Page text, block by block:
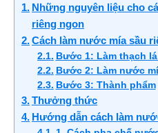
Những nguyên liệu cho
riêng ngon
Cách làm nước mía sầu
Bước 1: Làm thạch
Bước 2: Làm nước
Bước 3: Thành phẩm
Thưởng thức
Hướng dẫn cách làm